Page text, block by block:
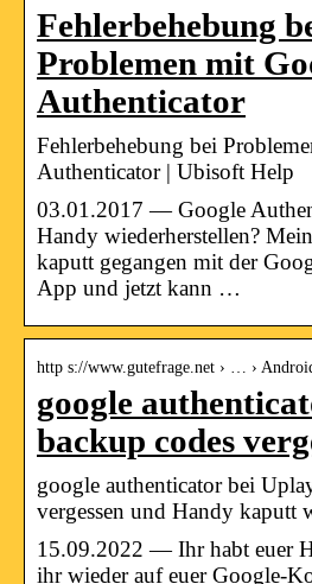
Fehlerbehebung
Problemen mit
Authenticator
Fehlerbehebung bei
Authenticator | Ubisoft Help
03.01.2017 — Google
Handy wiederherstellen?
kaputt gegangen mit der
App und jetzt kann …
http s://www.gutefrage.net › … ›
google
backup codes
google authenticator bei
vergessen und Handy kaputt
15.09.2022 — Ihr habt euer
ihr wieder auf euer Google-